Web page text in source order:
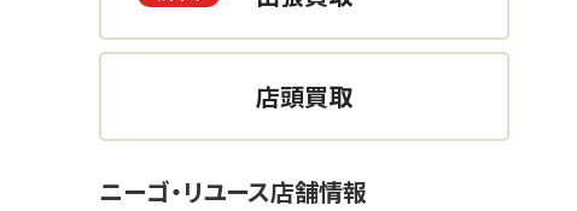
店頭買取
ニーゴ・リユース店舗情報